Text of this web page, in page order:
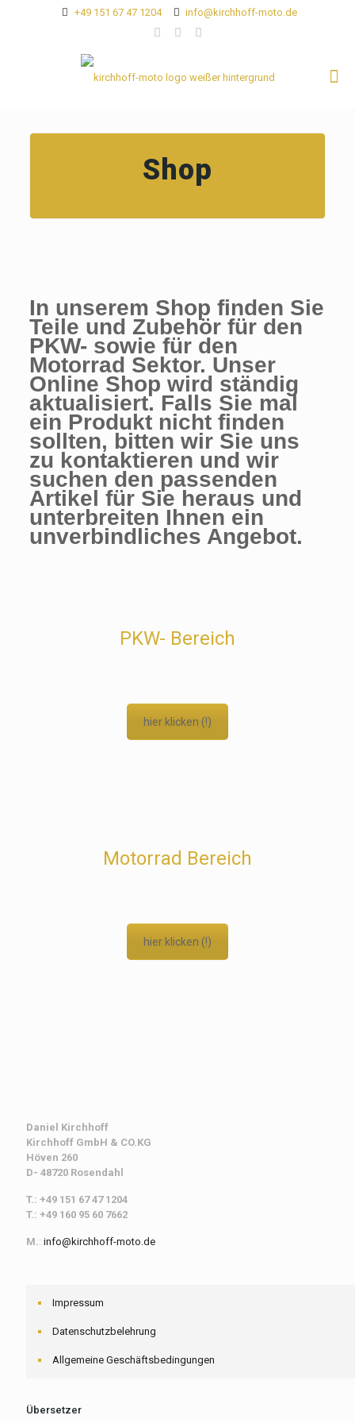
+49 151 67 47 1204 info@kirchhoff-moto.de
Shop
In unserem Shop finden Sie
Teile und Zubehör für den
PKW- sowie für den
Motorrad Sektor. Unser
Online Shop wird ständig
aktualisiert. Falls Sie mal
ein Produkt nicht finden
sollten, bitten wir Sie uns
zu kontaktieren und wir
suchen den passenden
Artikel für Sie heraus und
unterbreiten Ihnen ein
unverbindliches Angebot.
PKW- Bereich
hier klicken (!)
Motorrad Bereich
hier klicken (!)
Daniel Kirchhoff
Kirchhoff GmbH & CO.KG
Höven 260
D- 48720 Rosendahl
T.: +49 151 67 47 1204
T.: +49 160 95 60 7662
M.: info@kirchhoff-moto.de
Impressum
Datenschutzbelehrung
Allgemeine Geschäftsbedingungen
Übersetzer